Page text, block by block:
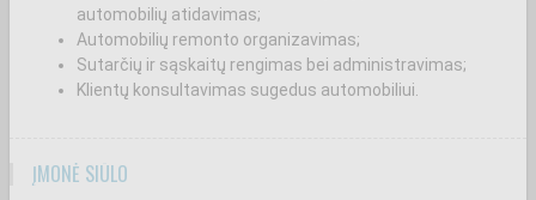
automobilių atidavimas;
Automobilių remonto organizavimas;
Sutarčių ir sąskaitų rengimas bei administravimas;
Klientų konsultavimas sugedus automobiliui.
ĮMONĖ SIŪLO